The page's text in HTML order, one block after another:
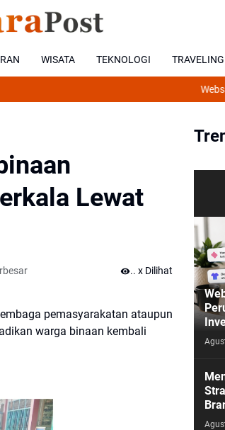
WISATA TEKNOLOGI TRAVELING
Website
Lewat
. x Dilihat
pemasyarakatan ataupun
warga binaan kembali